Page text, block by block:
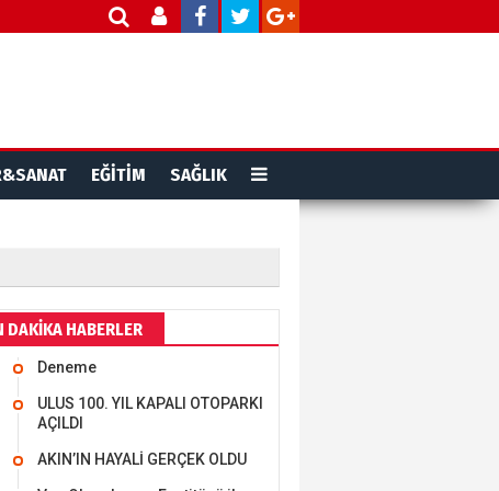
EĞİTİM SAĞLIK
DAKİKA HABERLER
Deneme
ULUS 100. YIL KAPALI OTOPARKI
AÇILDI
AKIN’IN HAYALİ GERÇEK OLDU